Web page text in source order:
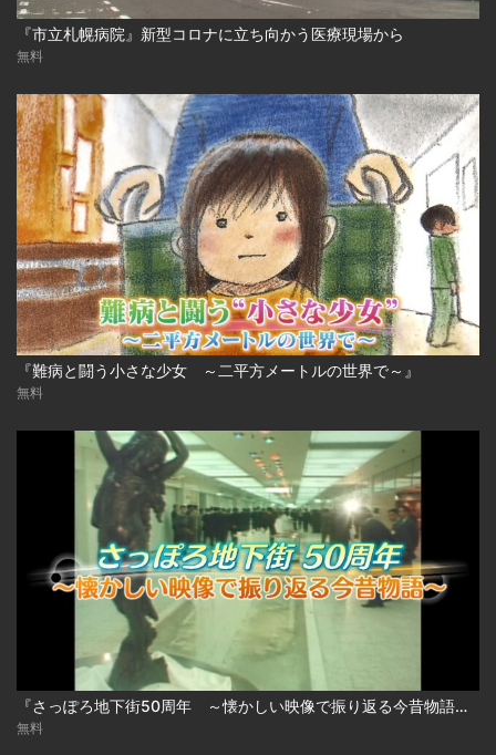
『市立札幌病院』新型コロナに立ち向かう医療現場から
無料
『難病と闘う小さな少女 ～二平方メートルの世界で～』
無料
『さっぽろ地下街50周年 ～懐かしい映像で振り返る今昔物語～』
無料